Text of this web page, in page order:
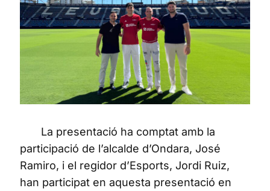
La presentació ha comptat amb la
participació de l’alcalde d’Ondara, José
Ramiro, i el regidor d’Esports, Jordi Ruiz,
han participat en aquesta presentació en